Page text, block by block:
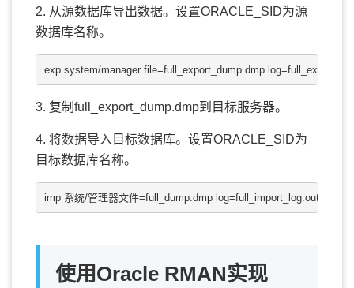
2. 从源数据库导出数据。设置ORACLE_SID为源
数据库名称。
exp system/manager file=full_export_dump.dmp
3. 复制full_export_dump.dmp到目标服务器。
4. 将数据导入目标数据库。设置ORACLE_SID为
目标数据库名称。
imp 系统/管理器文件=full_dump.dmp log=full_import_log.out full=y
使用Oracle RMAN实现